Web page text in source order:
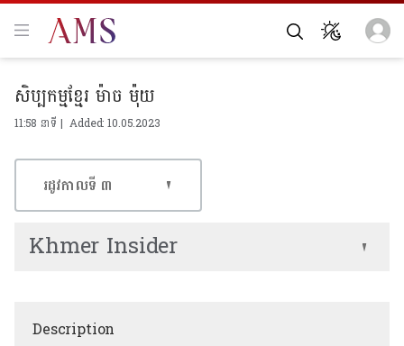
សិប្បកម្មខ្មែរ ម៉ាច ម៉ុយ
11:58 នាទី | Added: 10.05.2023
Description
រដូវកាលទី​ ៣
Khmer Insider